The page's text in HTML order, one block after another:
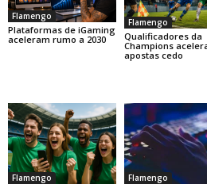
Flamengo
Plataformas de iGaming
aceleram rumo a 2030
Flamengo
Qualificadores da
Champions
apostas cedo
Flamengo Flamengo